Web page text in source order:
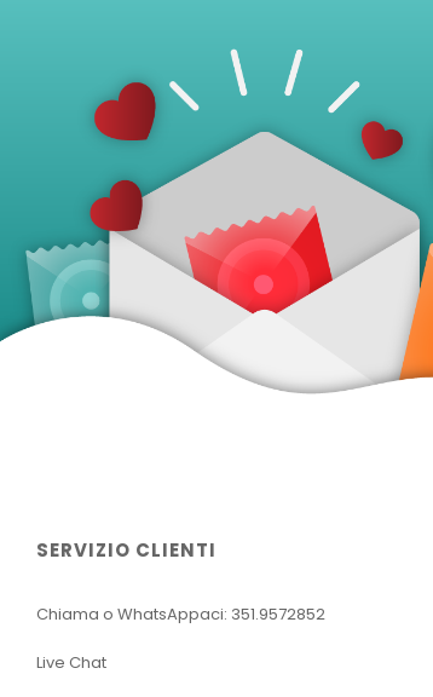
SERVIZIO CLIENTI
Chiama o WhatsAppaci: 351.9572852
Live Chat